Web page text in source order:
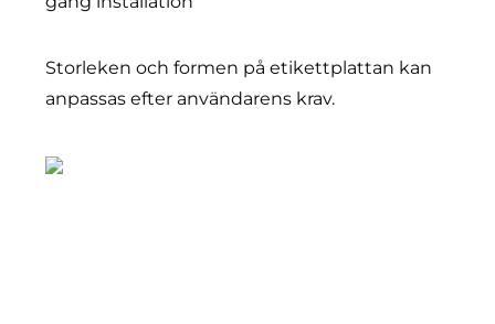
Storleken och formen på etikettplattan kan
anpassas efter användarens krav.